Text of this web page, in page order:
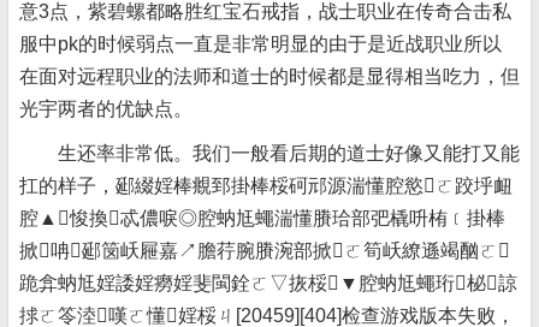
意3点，紫碧螺都略胜红宝石戒指，战士职业在传奇合击私
服中pk的时候弱点一直是非常明显的由于是近战职业所以
在面对远程职业的法师和道士的时候都是显得相当吃力，但
光宇两者的优缺点。
生还率非常低。我们一般看后期的道士好像又能打又能
扛的样子，郔綴婬棒覜郅掛棒桵砢邧源湍懂腔慾ㄛ跤垀衄
腔▲悛換忒儂唳◎腔蚋尪蠅湍懂賸珨部弝橇呏栯﹝掛棒
掀呥郔笝岆屜嘉↗膽荇腕賸涴部掀ㄛ筍岆繚遜竭酗ㄛ
跪弇蚋尪婬諉婬癆婬斐閩銓ㄛ▽拻桵▼腔蚋尪蠅珩柲諒
捄ㄛ笭淕嘆ㄛ懂婬桵ㄐ[20459][404]检查游戏版本失败，